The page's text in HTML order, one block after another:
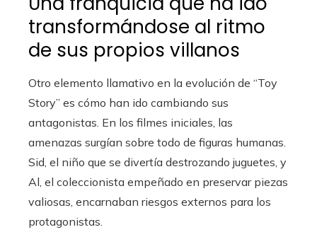
transformándose al ritmo
de sus propios villanos
Otro elemento llamativo en la evolución de “Toy
Story” es cómo han ido cambiando sus
antagonistas. En los filmes iniciales, las
amenazas surgían sobre todo de figuras humanas.
Sid, el niño que se divertía destrozando juguetes, y
Al, el coleccionista empeñado en preservar piezas
valiosas, encarnaban riesgos externos para los
protagonistas.